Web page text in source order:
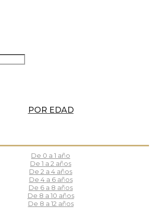
POR EDAD
De 0 a 1 año
De 1 a 2 años
De 2 a 4 años
De 4 a 6 años
De 6 a 8 años
De 8 a 10 años
De 8 a 12 años